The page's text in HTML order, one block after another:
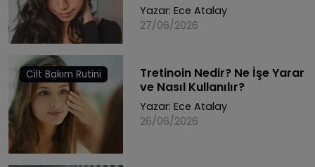
Yazar: Ece Atalay
27/06/2026
Cilt Bakım Rutini
Tretinoin Nedir? Ne İşe Yarar
ve Nasıl Kullanılır?
Yazar: Ece Atalay
26/06/2026